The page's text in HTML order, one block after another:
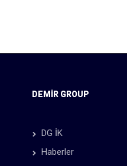
DEMIR GROUP
DG İK
Haberler